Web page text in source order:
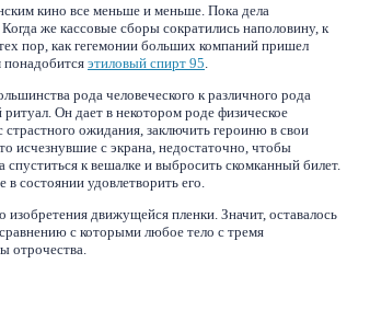
кино все меньше и меньше. Пока дела
же кассовые сборы сократились наполовину, к
пор, как гегемонии больших компаний пришел
понадобится этиловый спирт 95
рода человеческого к различного рода
Он дает в некотором роде физическое
ожидания, заключить героиню в свои
исчезнувшие с экрана, недостаточно, чтобы
к вешалке и выбросить скомканный билет.
состоянии удовлетворить его.
движущейся пленки. Значит, оставалось
с которыми любое тело с тремя
отрочества.